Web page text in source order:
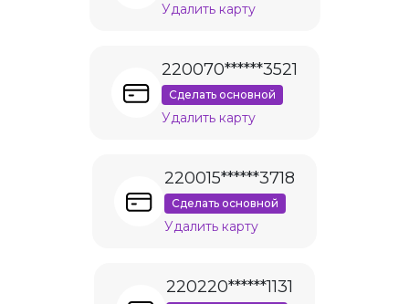
Удалить карту
220070******3521
Сделать основной
Удалить карту
220015******3718
Сделать основной
Удалить карту
220220******1131